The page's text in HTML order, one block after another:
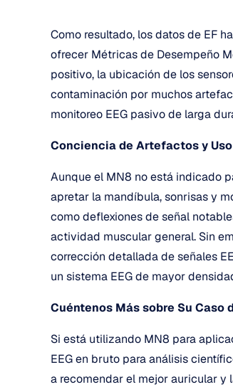
Como resultado, los datos de EF
ofrecer Métricas de Desempeño
positivo, la ubicación de los
contaminación por muchos
monitoreo EEG pasivo de larga
Conciencia de Artefactos y Uso
Aunque el MN8 no está indicado
apretar la mandíbula, sonrisas y
como deflexiones de señal
actividad muscular general. Sin
corrección detallada de señales
un sistema EEG de mayor
Cuéntenos Más sobre Su Caso
Si está utilizando MN8 para
EEG en bruto para análisis
a recomendar el mejor auricular y